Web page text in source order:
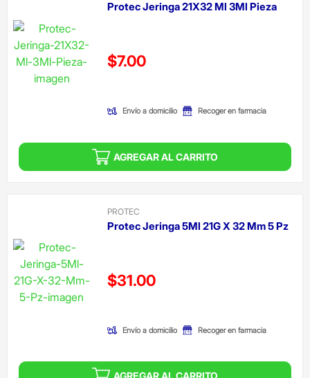
Protec Jeringa 21X32 Ml 3Ml Pieza
Precio reducido de
$7.00
Envío a domicilio Recoger en farmacia
AGREGAR AL CARRITO
PROTEC
Protec Jeringa 5Ml 21G X 32 Mm 5 Pz
Precio reducido de
$31.00
Envío a domicilio Recoger en farmacia